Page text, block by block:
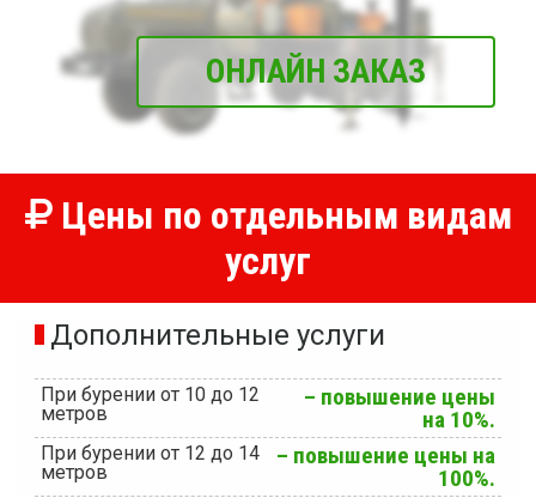
ОНЛАЙН ЗАКАЗ
Цены по отдельным видам
услуг
Дополнительные услуги
При бурении от 10 до 12
метров
– повышение цены
на 10%.
При бурении от 12 до 14
метров
– повышение цены на
100%.